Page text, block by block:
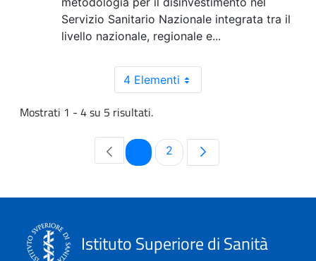
Servizio Sanitario Nazionale integrata tra il
livello nazionale, regionale e...
4 Elementi
Mostrati 1 - 4 su 5 risultati.
PaginaPagina
2
Istituto Superiore di Sanità